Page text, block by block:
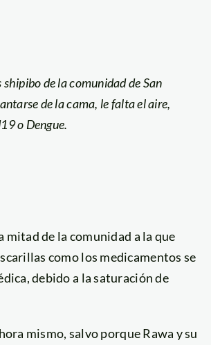
de la comunidad de San
de la cama, le falta el aire,
o Dengue.
de la comunidad a la que
como los medicamentos se
debido a la saturación de
mismo, salvo porque Rawa y su